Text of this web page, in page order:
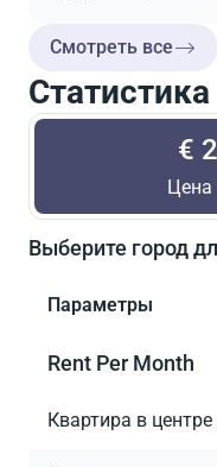
Смотреть все
Статистика
€
Цена
Выберите город
Параметры
Rent Per Month
Квартира в